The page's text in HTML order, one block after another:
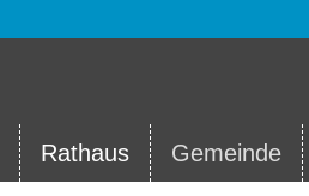
Rathaus Gemeinde